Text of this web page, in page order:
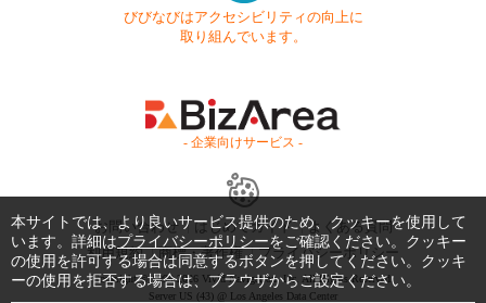
びびなびはアクセシビリティの向上に
取り組んでいます。
- 企業向けサービス -
お問い合わせ はじめてガイド
よくある質問
利用規約
商標・著作権 プライバシーポリシー
Copyright © 1999-2026 Vivid Navigation, Inc. All Rights Reserved.
Server US (43) @ Los Angeles Data Center
本サイトでは、より良いサービス提供のため、クッキーを使用して
います。詳細はプライバシーポリシーをご確認ください。クッキー
の使用を許可する場合は同意するボタンを押してください。クッキ
ーの使用を拒否する場合は、ブラウザからご設定ください。